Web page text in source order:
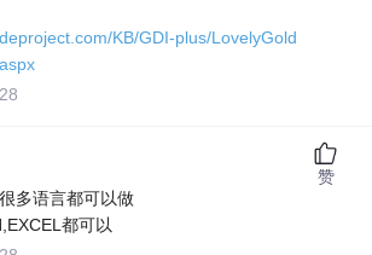
KB/GDI-plus/LovelyGold
多语言都可以做
都可以
赞